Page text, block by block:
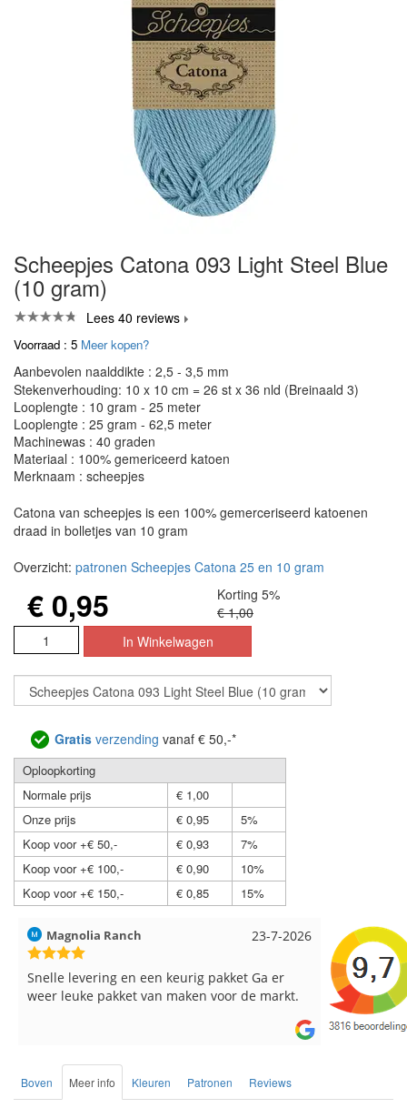
Scheepjes Catona 093 Light Steel Blue
(10 gram)
Lees 40 reviews
Voorraad : 5 Meer kopen?
Aanbevolen naalddikte : 2,5 - 3,5 mm
Stekenverhouding: 10 x 10 cm = 26 st x 36 nld (Breinaald 3)
Looplengte : 10 gram - 25 meter
Looplengte : 25 gram - 62,5 meter
Machinewas : 40 graden
Materiaal : 100% gemericeerd katoen
Merknaam : scheepjes
Catona van scheepjes is een 100% gemerceriseerd katoenen
draad in bolletjes van 10 gram
Overzicht: patronen Scheepjes Catona 25 en 10 gram
€ 0,95
Korting 5%
€ 1,00
Gratis verzending vanaf € 50,-*
Oploopkorting
Normale prijs
€ 1,00
Onze prijs
€ 0,95
5%
Koop voor +€ 50,-
€ 0,93
7%
Koop voor +€ 100,-
€ 0,90
10%
Koop voor +€ 150,-
€ 0,85 15%
17-7-2026
Hilde uit Loyers
Reeds meerdere keren breigaren en
breinaalden besteld, altijd heel tevreden over
Loes uit
Snelle
Boven Meer info Kleuren Patronen Reviews